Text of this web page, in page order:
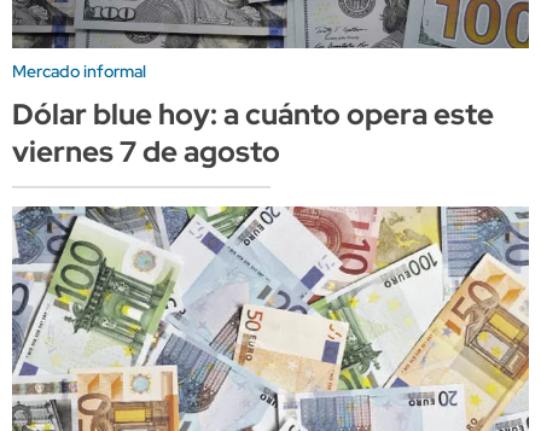
Mercado informal
Dólar blue hoy: a cuánto opera este
viernes 7 de agosto